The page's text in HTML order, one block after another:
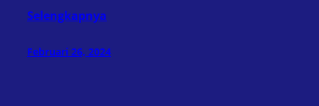
Selengkapnya
Februari 26, 2024